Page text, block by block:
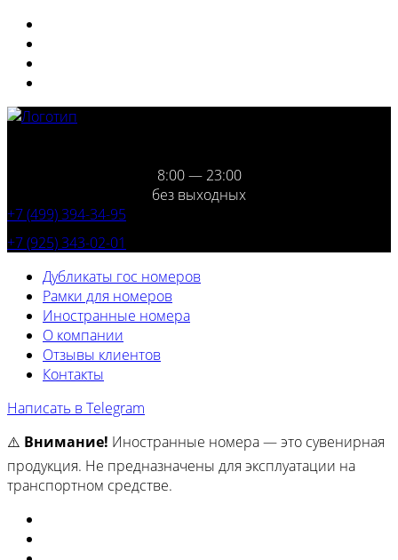
8:00 — 23:00
без выходных
+7 (499) 394-34-95
+7 (925) 343-02-01
Дубликаты гос номеров
Рамки для номеров
Иностранные номера
О компании
Отзывы клиентов
Контакты
Написать в Telegram
⚠️ Внимание! Иностранные номера — это сувенирная
продукция. Не предназначены для эксплуатации на
транспортном средстве.